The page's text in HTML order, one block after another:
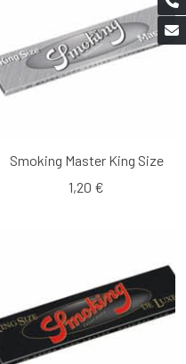
Smoking Master King Size
1,20 €